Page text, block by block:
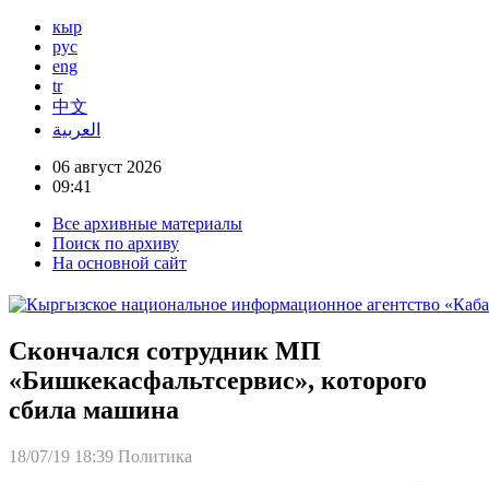
кыр
рус
eng
tr
中文
العربية
06 август 2026
09:41
Все архивные материалы
Поиск по архиву
На основной сайт
Скончался сотрудник МП
«Бишкекасфальтсервис», которого
сбила машина
18/07/19 18:39 Политика